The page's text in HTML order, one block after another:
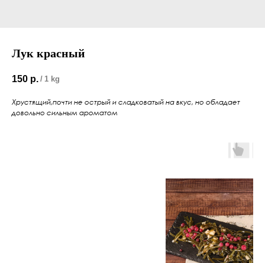
Лук красный
150 р. / 1 kg
Хрустящий,почти не острый и сладковатый на вкус, но обладает
довольно сильным ароматом